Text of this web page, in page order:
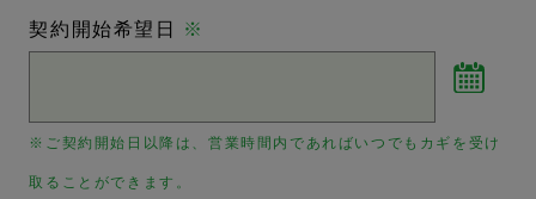
契約開始希望日 ※
※ご契約開始日以降は、営業時間内であればいつでもカギを受け
取ることができます。